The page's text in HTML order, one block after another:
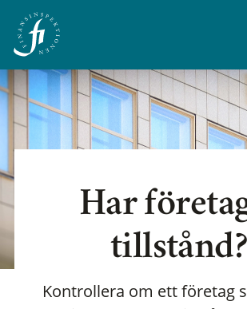
Har
tillstånd?
Kontrollera om ett företag